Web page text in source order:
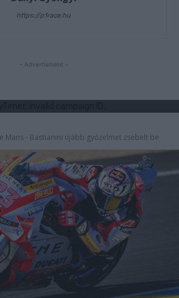
https://p1race.hu
- Advertisment -